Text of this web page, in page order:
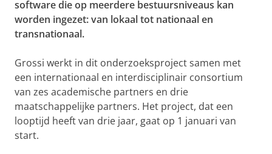
software die op meerdere bestuursniveaus kan
worden ingezet: van lokaal tot nationaal en
transnationaal.
Grossi werkt in dit onderzoeksproject samen met
een internationaal en interdisciplinair consortium
van zes academische partners en drie
maatschappelijke partners. Het project, dat een
looptijd heeft van drie jaar, gaat op 1 januari van
start.